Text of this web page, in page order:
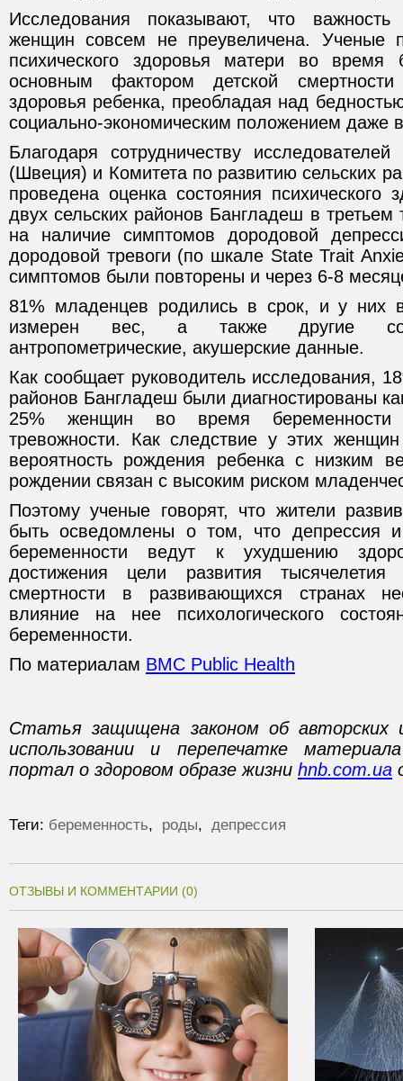
Исследования показывают, что важность
женщин совсем не преувеличена. Ученые
психического здоровья матери во время
основным фактором детской
здоровья ребенка, преобладая над
социально-экономическим положением даже
Благодаря сотрудничеству исследователей
(Швеция) и Комитета по развитию сельских
проведена оценка состояния
двух сельских районов Бангладеш в третьем
на наличие симптомов дородовой
дородовой тревоги (по шкале State Trait
симптомов были повторены и через 6-8
81% младенцев родились в срок, и у них
измерен вес, а также другие
антропометрические, акушерские данные.
Как сообщает руководитель исследования,
районов Бангладеш были диагностированы
25% женщин во время беременности
тревожности. Как следствие у этих
вероятность рождения ребенка с низким
рождении связан с высоким риском
Поэтому ученые говорят, что жители
быть осведомлены о том, что депрессия
беременности ведут к ухудшению
достижения цели развития
смертности в развивающихся странах
влияние на нее психологического
беременности.
По материалам BMC Public Health
Статья защищена законом об авторских
использовании и перепечатке
портал о здоровом образе жизни hnb.com.ua
Теги: беременность, роды, депрессия
ОТЗЫВЫ И КОММЕНТАРИИ (0)